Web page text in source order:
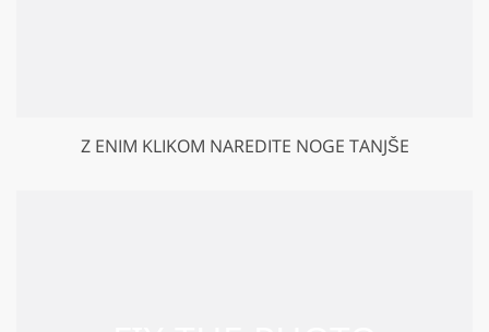
Z ENIM KLIKOM NAREDITE NOGE TANJŠE